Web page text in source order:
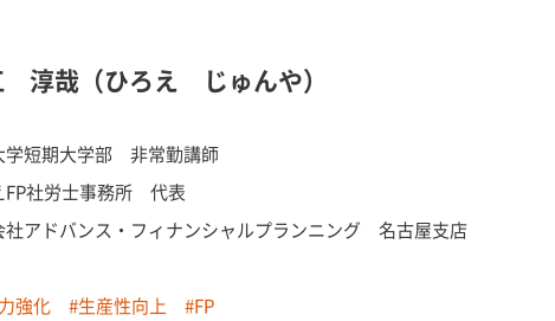
淳哉（ひろえ じゅんや）
学短期大学部 非常勤講師
FP社労士事務所 代表
社アドバンス・フィナンシャルプランニング 名古屋支店
強化 #生産性向上 #FP